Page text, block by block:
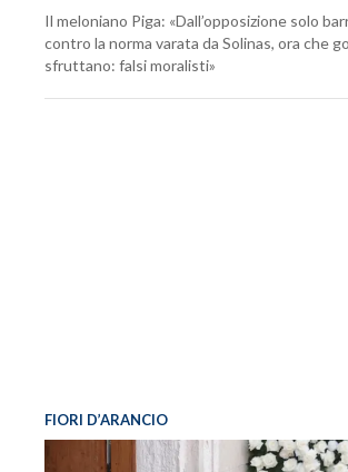
Il meloniano Piga: «Dall’opposizione solo
contro la norma varata da Solinas, ora che
sfruttano: falsi moralisti»
FIORI D’ARANCIO